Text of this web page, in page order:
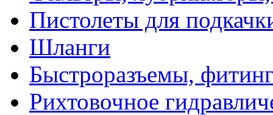
Пистолеты для
Шланги
Быстроразъемы,
Рихтовочное